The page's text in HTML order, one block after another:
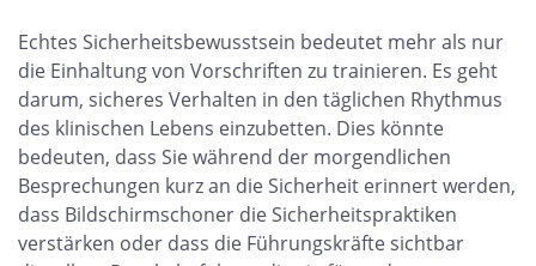
Echtes Sicherheitsbewusstsein bedeutet mehr als nur
die Einhaltung von Vorschriften zu trainieren. Es geht
darum, sicheres Verhalten in den täglichen Rhythmus
des klinischen Lebens einzubetten. Dies könnte
bedeuten, dass Sie während der morgendlichen
Besprechungen kurz an die Sicherheit erinnert werden,
dass Bildschirmschoner die Sicherheitspraktiken
verstärken oder dass die Führungskräfte sichtbar